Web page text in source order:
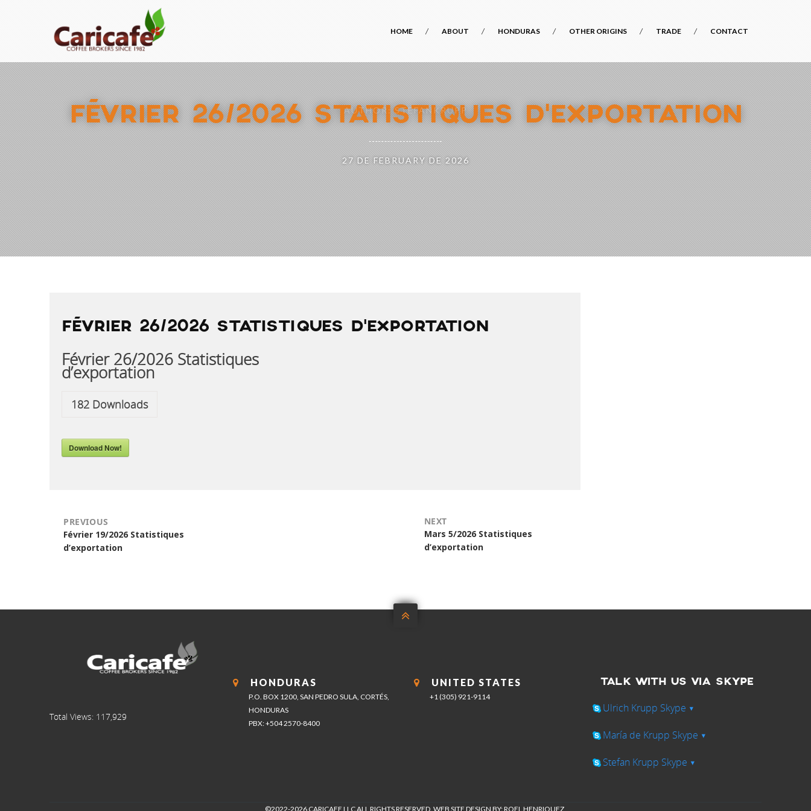
HOME ABOUT HONDURAS OTHER ORIGINS TRADE CONTACT
FÉVRIER 26/2026 STATISTIQUES D’EXPORTATION
27 DE FEBRUARY DE 2026
AUTHOR: STEFANKRUPP
FÉVRIER 26/2026 STATISTIQUES D’EXPORTATION
Février 26/2026 Statistiques
d’exportation
182 Downloads
Download Now!
NAVIGATION
PREVIOUS
Previous
post:
Février 19/2026 Statistiques
d’exportation
NEXT
Next
post:
Mars 5/2026 Statistiques
d’exportation

Total Views: 117,929
HONDURAS
P.O. BOX 1200, SAN PEDRO SULA, CORTÉS,
HONDURAS
PBX: +504 2570-8400
UNITED STATES
+1 (305) 921-9114
TALK WITH US VIA SKYPE
Ulrich Krupp Skype ▾
María de Krupp Skype ▾
Stefan Krupp Skype ▾
©2022-2026 CARICAFE LLC ALL RIGHTS RESERVED. WEB SITE DESIGN BY: ROEL HENRIQUEZ